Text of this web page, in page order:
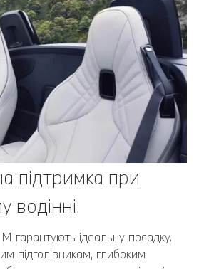
підтримка при
водінні.
гарантують ідеальну посадку.
підголівникам, глибоким